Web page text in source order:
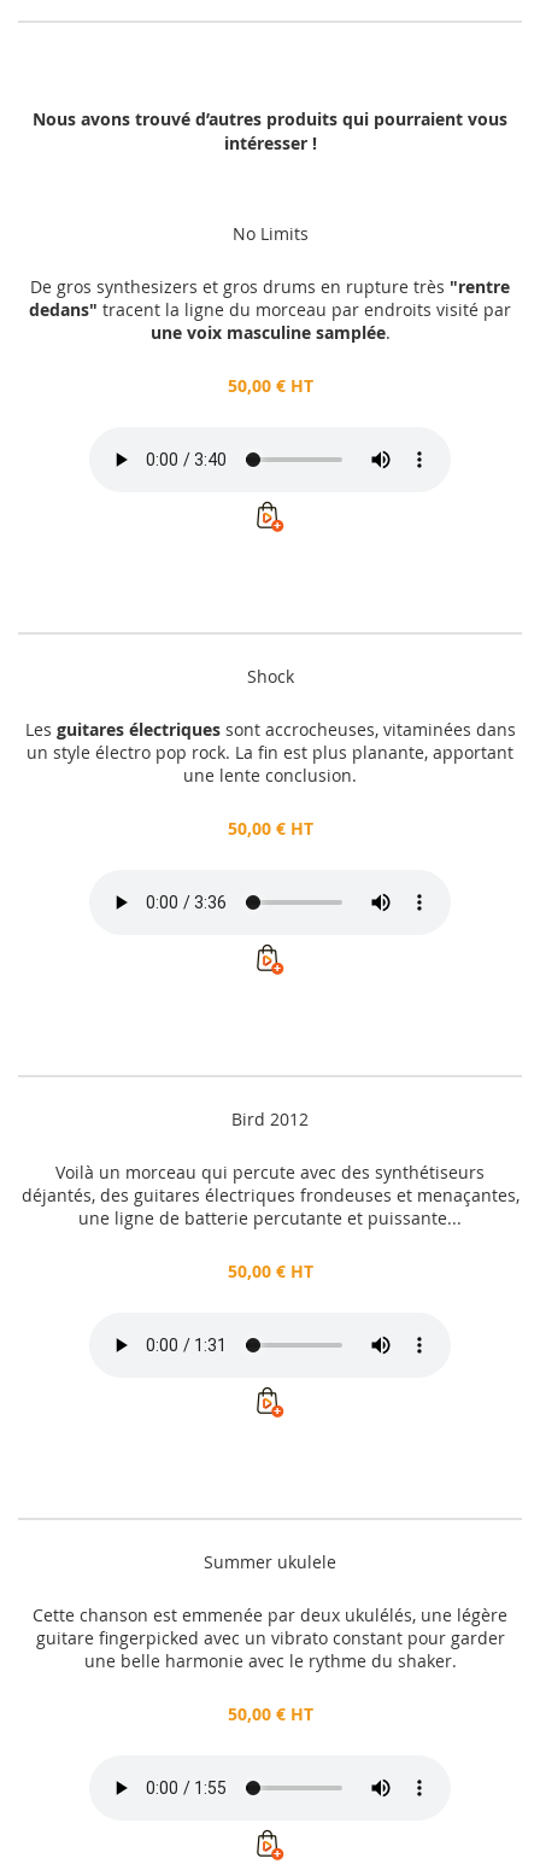
Nous avons trouvé d’autres produits qui pourraient vous
intéresser !
No Limits
De gros synthesizers et gros drums en rupture très "rentre
dedans" tracent la ligne du morceau par endroits visité par
une voix masculine samplée.
50,00 € HT
Shock
Les guitares électriquessont accrocheuses, vitaminées dans
un style électro pop rock. La fin est plus planante, apportant
une lente conclusion.
50,00 € HT
Bird 2012
Voilà un morceau qui percute avec des synthétiseurs
déjantés, des guitares électriques frondeuses et menaçantes,
une ligne de batterie percutante et puissante...
50,00 € HT
Summer ukulele
Cette chanson est emmenée par deux ukulélés, une légère
guitare fingerpicked avec un vibrato constant pour garder
une belle harmonie avec le rythme du shaker.
50,00 € HT